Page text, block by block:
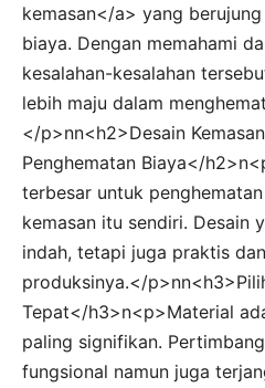
kemasan</a> yang
biaya. Dengan memahami
kesalahan-kesalahan
lebih maju dalam
</p>nn<h2>Desain
Penghematan Biaya</
terbesar untuk
kemasan itu sendiri. Desain
indah, tetapi juga praktis
produksinya.</
Tepat</h3>n<p>Material
paling signifikan.
fungsional namun juga